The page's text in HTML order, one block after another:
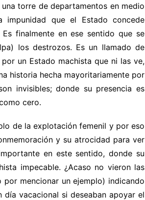
torre de departamentos en medio
que el Estado concede
finalmente en ese sentido que se
los destrozos. Es un llamado de
un Estado machista que ni las ve,
historia hecha mayoritariamente por
invisibles; donde su presencia es
cero.
de la explotación femenil y por eso
y su atrocidad para ver
en este sentido, donde su
impecable. ¿Acaso no vieron las
mencionar un ejemplo) indicando
vacacional si deseaban apoyar el